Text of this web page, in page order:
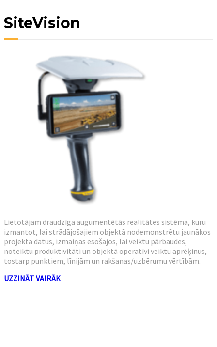
SiteVision
Lietotājam draudzīga augumentētās realitātes sistēma, kuru
izmantot, lai strādājošajiem objektā nodemonstrētu jaunākos
projekta datus, izmaiņas esošajos, lai veiktu pārbaudes,
noteiktu produktivitāti un objektā operatīvi veiktu aprēķinus,
tostarp punktiem, līnijām un rakšanas/uzbērumu vērtībām.
UZZINĀT VAIRĀK